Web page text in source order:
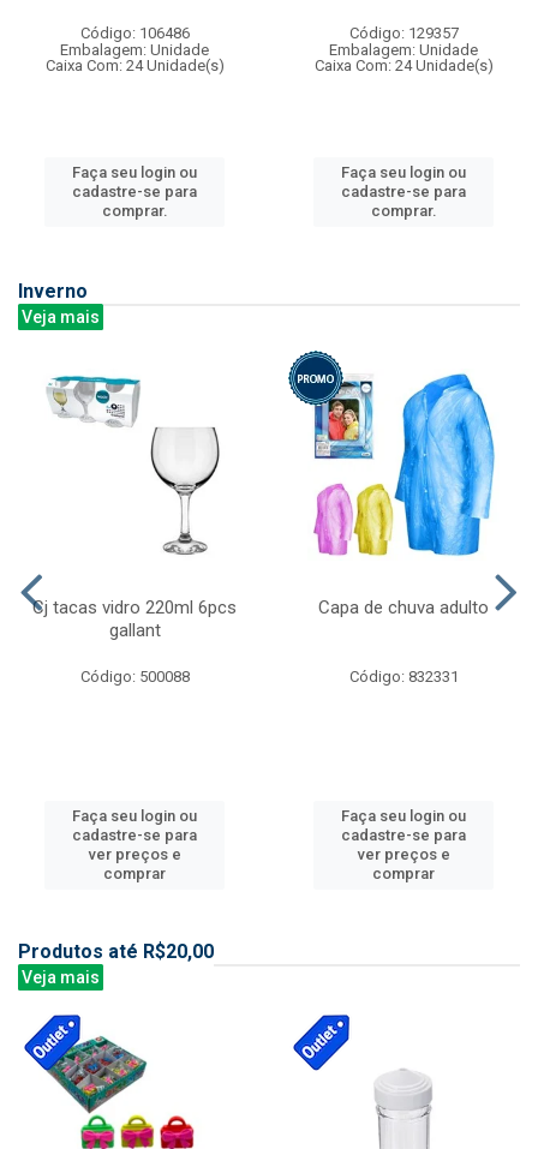
Código: 106486
Embalagem: Unidade
Caixa Com: 24 Unidade(s)
Faça seu login ou
cadastre-se para
comprar.
Código: 129357
Embalagem: Unidade
Caixa Com: 24 Unidade(s)
Faça seu login ou
cadastre-se para
comprar.
Inverno
Veja mais
Cj tacas vidro 220ml 6pcs
gallant
Código: 500088
Faça seu login ou
cadastre-se para
ver preços e
comprar
Capa de chuva adulto
Código: 832331
Faça seu login ou
cadastre-se para
ver preços e
comprar
Produtos até R$20,00
Veja mais